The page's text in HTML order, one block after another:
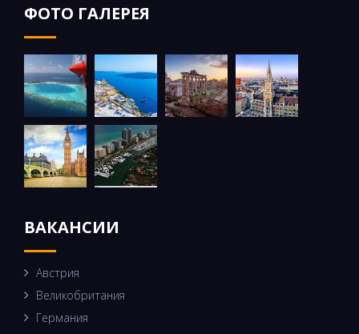
ФОТО ГАЛЕРЕЯ
ВАКАНСИИ
Австрия
Великобритания
Германия